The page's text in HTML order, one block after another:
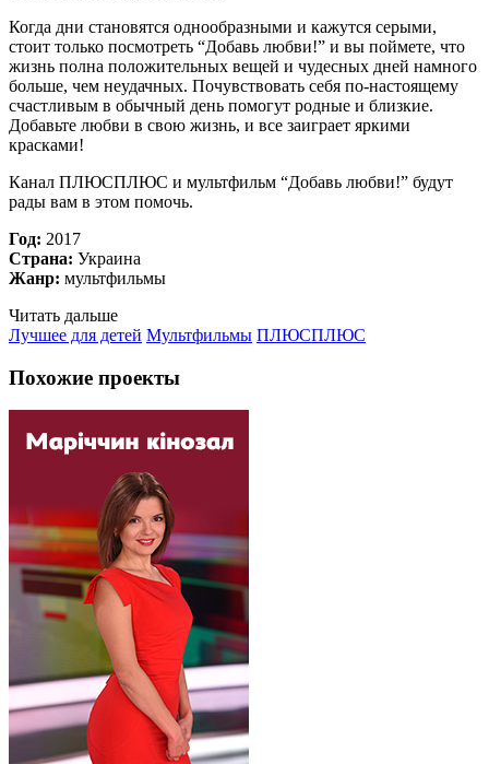
Когда дни становятся однообразными и кажутся серыми,
стоит только посмотреть “Добавь любви!” и вы поймете, что
жизнь полна положительных вещей и чудесных дней намного
больше, чем неудачных. Почувствовать себя по-настоящему
счастливым в обычный день помогут родные и близкие.
Добавьте любви в свою жизнь, и все заиграет яркими
красками!
Канал ПЛЮСПЛЮС и мультфильм “Добавь любви!” будут
рады вам в этом помочь.
Год: 2017
Страна: Украина
Жанр: мультфильмы
Читать дальше
Лучшее для детей Мультфильмы ПЛЮСПЛЮС
Похожие проекты